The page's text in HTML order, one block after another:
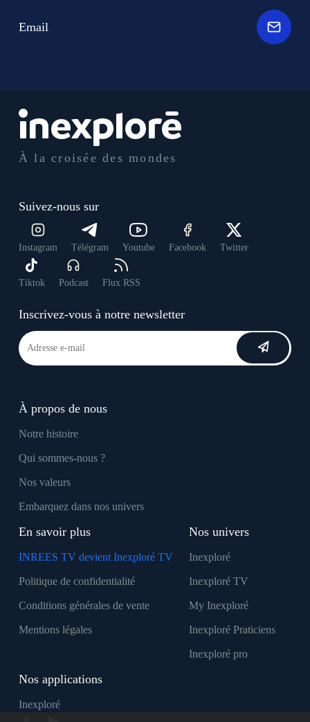
À la croisée des mondes
Suivez-nous sur
Instagram Télégram Youtube Facebook Twitter
Tiktok Podcast Flux RSS
Inscrivez-vous à notre newsletter
À propos de nous
Notre histoire
Qui sommes-nous ?
Nos valeurs
Embarquez dans nos univers
En savoir plus
INREES TV devient Inexploré TV
Politique de confidentialité
Conditions générales de vente
Mentions légales
Nos univers
Inexploré
Inexploré TV
My Inexploré
Inexploré Praticiens
Inexploré pro
Nos applications
Inexploré
Email